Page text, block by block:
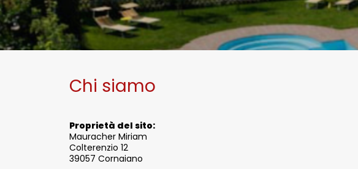
Chi siamo
Proprietà del sito:
Mauracher Miriam
Colterenzio 12
39057 Cornaiano